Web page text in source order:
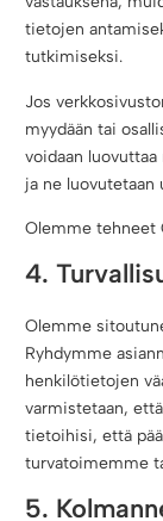
tietojen
tutkimiseksi.
Jos
myydään tai
voidaan
ja ne luovutetaan
Olemme tehneet
4.
Olemme
Ryhdymme
henkilötietojen
varmistetaan,
tietoihisi, että
turvatoimemme
5.